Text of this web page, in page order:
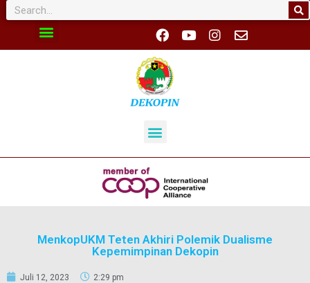
MenkopUKM Teten Akhiri Polemik Dualisme
Kepemimpinan Dekopin
Juli 12, 2023 2:29 pm